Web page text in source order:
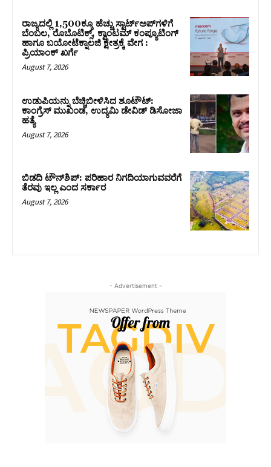
ರಾಜ್ಯದಲ್ಲಿ 1,500ಕ್ಕೂ ಹೆಚ್ಚು ಸ್ಟಾರ್ಟ್‌ಅಪ್‌ಗಳಿಗೆ
ಬೆಂಬಲ, ರೊಬೊಟಿಕ್ಸ್, ಕ್ವಾಂಟಮ್ ಕಂಪ್ಯೂಟಿಂಗ್
ಹಾಗೂ ಬಯೋಟೆಕ್ನಾಲಜಿ ಕ್ಷೇತ್ರಕ್ಕೆ ವೇಗ :
ಪ್ರಿಯಾಂಕ್‌ ಖರ್ಗೆ
August 7, 2026
ಉಡುಪಿಯನ್ನು ಬೆಚ್ಚಿಬೀಳಿಸಿದ ಶೂಟೌಟ್‌:
ಕಾಂಗ್ರೆಸ್‌ ಮುಖಂಡ, ಉದ್ಯಮಿ ಡೇವಿಡ್ ಡಿಸೋಜಾ
ಹತ್ಯೆ
August 7, 2026
ಬಿಡದಿ ಟೌನ್‌ಶಿಪ್‌: ಪರಿಹಾರ ನಿಗದಿಯಾಗುವವರೆಗೆ
ತೆರವು ಇಲ್ಲ ಎಂದ ಸರ್ಕಾರ
August 7, 2026
- Advertisement -